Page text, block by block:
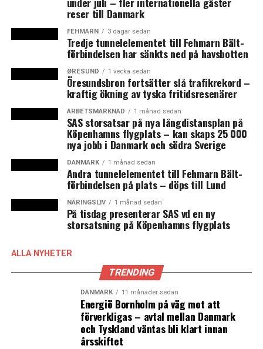
kallade politiska ”løsgangere” Lars Løkke Rasmussen,
Regerande Socialdemokratiet har ännu inte tagit
Om det vid den väntade omröstningen slutar med att en
majoritet finner henne ovärdig innebär det att Inger
Støjberg utstängs från Folketinget. Detta är ovanligt
och sedan grundlagsändringen 1953 har det endast
skett vid fyra tillfällen, varav de två sista gällde det
dåvarande Fremskrittspartiets grundare Mogens
Glistrup. (News Øresund)
Dansk ex-minister fälls i Riksrätt och får 60 dagars
fängelse
reser till Danmark
FEHMARN 3 dagar sedan
Tredje tunnelelementet till Fehmarn Bält-
förbindelsen har sänkts ned på havsbotten
ØRESUND 1 vecka sedan
Öresundsbron fortsätter slå trafikrekord –
kraftig ökning av tyska fritidsresenärer
ARBETSMARKNAD 1 månad sedan
SAS storsatsar på nya långdistansplan på
Köpenhamns flygplats – kan skaps 25 000
nya jobb i Danmark och södra Sverige
DANMARK 1 månad sedan
Andra tunnelelementet till Fehmarn Bält-
förbindelsen på plats – döps till Lund
NÄRINGSLIV 1 månad sedan
På tisdag presenterar SAS vd en ny
storsatsning på Köpenhamns flygplats
ALLA NYHETER
TRENDING
DANMARK 11 månader sedan
Energiö Bornholm på väg mot att
förverkligas – avtal mellan Danmark
och Tyskland väntas bli klart innan
årsskiftet